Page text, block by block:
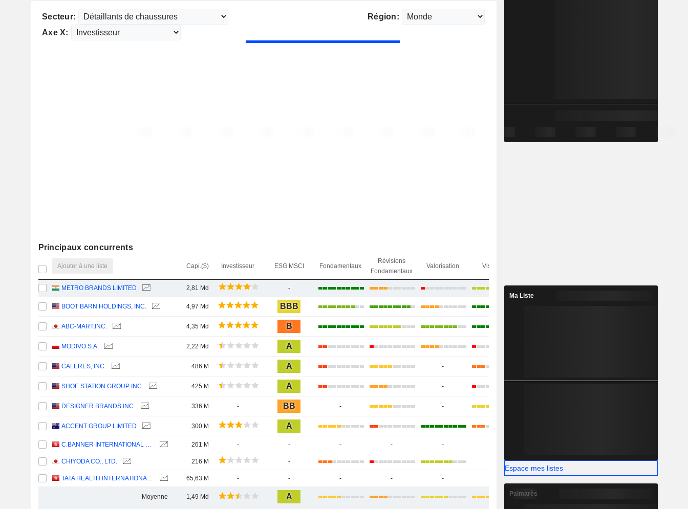
Secteur:
Région:
Axe X:
Principaux concurrents
Ajouter à une liste Capi.($) Investisseur ESG MSCI Fondamentaux
Révisions
Fondamentaux
Valorisation Visibilité
METRO BRANDS LIMITED 2,81 Md -
BOOT BARN HOLDINGS, INC. 4,97 Md BBB
ABC-MART,INC. 4,35 Md B
MODIVO S.A. 2,22 Md A
CALERES, INC. 486 M A -
SHOE STATION GROUP INC. 425 M A -
DESIGNER BRANDS INC. 336 M - BB - -
ACCENT GROUP LIMITED 300 M A
C.BANNER INTERNATIONAL HOLDINGS LIMITED 261 M - - - - -
CHIYODA CO., LTD. 216 M -
TATA HEALTH INTERNATIONAL HOLDINGS LIMITED 65,63 M - - - - -
Moyenne 1,49 Md A
Ma Liste
Espace mes listes
Palmarès